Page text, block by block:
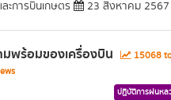
ะการบินเกษตร 23 สิงหาคม 2567
พร้อมของเครื่องบิน
15068
ปฏิบัติการฝนหล